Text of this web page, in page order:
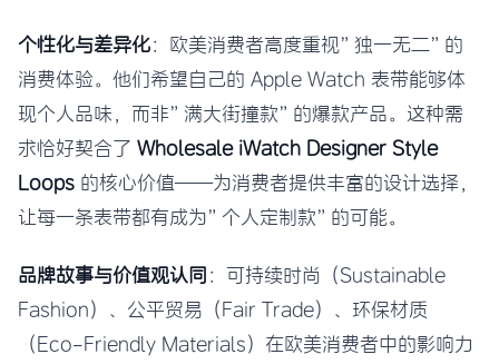
个性化与差异化：欧美消费者高度重视”独一无二”的
消费体验。他们希望自己的 Apple Watch 表带能够体
现个人品味，而非”满大街撞款”的爆款产品。这种需
求恰好契合了 Wholesale iWatch Designer Style
Loops 的核心价值——为消费者提供丰富的设计选择，
让每一条表带都有成为”个人定制款”的可能。
品牌故事与价值观认同：可持续时尚（Sustainable
Fashion）、公平贸易（Fair Trade）、环保材质
（Eco-Friendly Materials）在欧美消费者中的影响力